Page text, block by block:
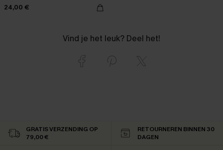
24,00 €
Vind je het leuk? Deel het!
GRATIS VERZENDING OP
79,00 €
RETOURNEREN BINNEN 30
DAGEN